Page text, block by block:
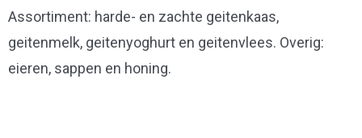
Assortiment: harde- en zachte geitenkaas,
geitenmelk, geitenyoghurt en geitenvlees. Overig:
eieren, sappen en honing.